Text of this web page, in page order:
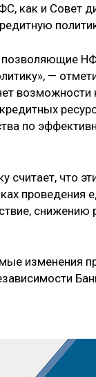
как и Совет
—
по
что
проведения
снижению
изменения